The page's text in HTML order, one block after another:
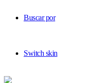
Buscar por
Switch skin